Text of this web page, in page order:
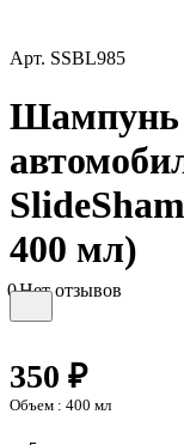
Арт. SSBL985
Шампунь
400 мл)
0Нет отзывов
350 ₽
Объем : 400 мл